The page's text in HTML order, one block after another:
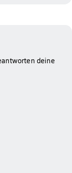
deine